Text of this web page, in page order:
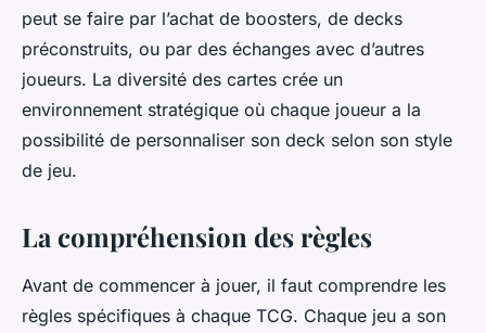
peut se faire par l’achat de boosters, de decks
préconstruits, ou par des échanges avec d’autres
joueurs. La diversité des cartes crée un
environnement stratégique où chaque joueur a la
possibilité de personnaliser son deck selon son style
de jeu.
La compréhension des règles
Avant de commencer à jouer, il faut comprendre les
règles spécifiques à chaque TCG. Chaque jeu a son